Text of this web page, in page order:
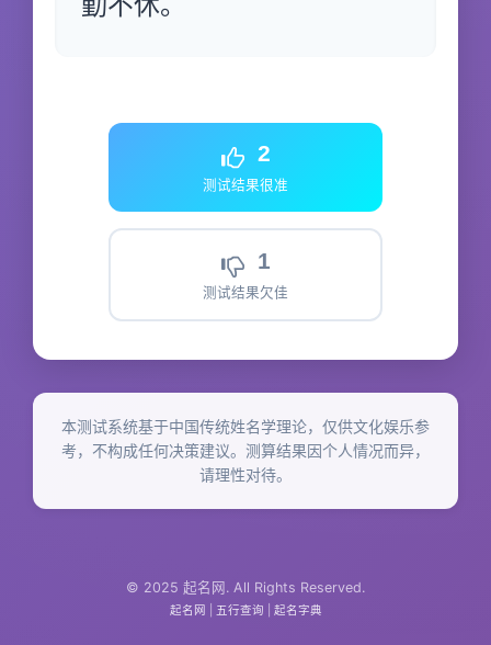
2
测试结果很准
1
测试结果欠佳
本测试系统基于中国传统姓名学理论，仅供文化娱乐参
考，不构成任何决策建议。测算结果因个人情况而异，
请理性对待。
© 2025 起名网. All Rights Reserved.
起名网 五行查询 起名字典